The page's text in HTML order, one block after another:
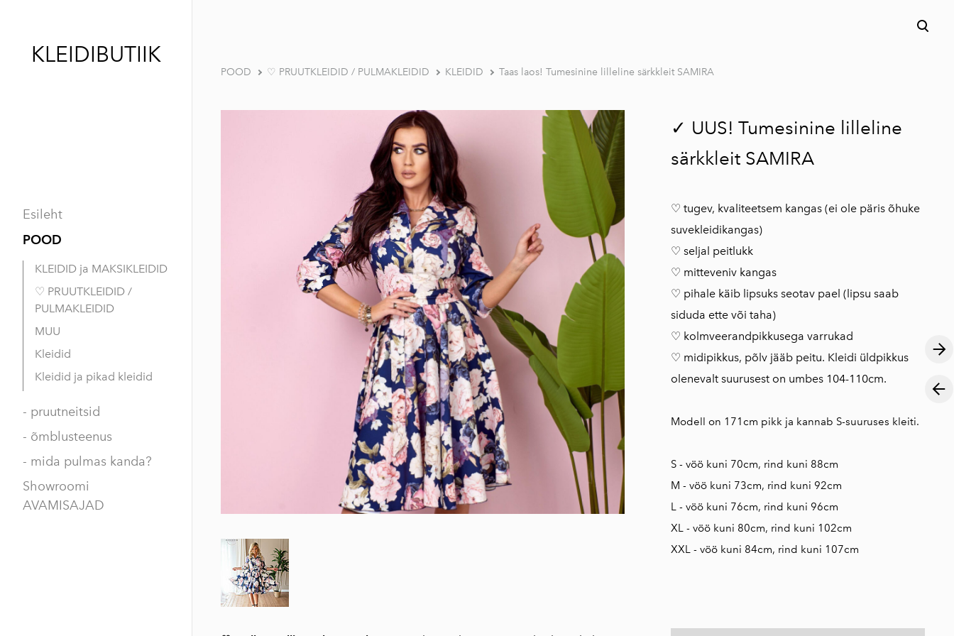
KLEIDIBUTIIK
Esileht
POOD
KLEIDID ja MAKSIKLEIDID
♡ PRUUTKLEIDID /
PULMAKLEIDID
MUU
Kleidid
Kleidid ja pikad kleidid
- pruutneitsid
- õmblusteenus
- mida pulmas kanda?
Showroomi
AVAMISAJAD
POOD ♡ PRUUTKLEIDID / PULMAKLEIDID KLEIDID Taas laos! Tumesinine lilleline särkkleit SAMIRA
✓ UUS! Tumesinine lilleline
särkkleit SAMIRA
♡ tugev, kvaliteetsem kangas (ei ole päris õhuke
suvekleidikangas)
♡ seljal peitlukk
♡ mitteveniv kangas
♡ pihale käib lipsuks seotav pael (lipsu saab
siduda ette või taha)
♡ kolmveerandpikkusega varrukad
♡ midipikkus, põlv jääb peitu. Kleidi üldpikkus
olenevalt suurusest on umbes 104-110cm.
Modell on 171cm pikk ja kannab S-suuruses kleiti.
S - vöö kuni 70cm, rind kuni 88cm
M - vöö kuni 73cm, rind kuni 92cm
L - vöö kuni 76cm, rind kuni 96cm
XL - vöö kuni 80cm, rind kuni 102cm
XXL - vöö kuni 84cm, rind kuni 107cm